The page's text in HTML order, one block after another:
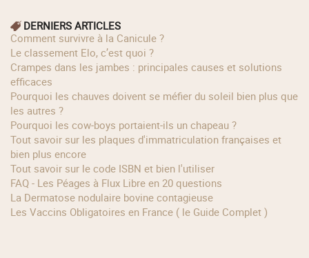
DERNIERS ARTICLES
Comment survivre à la Canicule ?
Le classement Elo, c’est quoi ?
Crampes dans les jambes : principales causes et solutions
efficaces
Pourquoi les chauves doivent se méfier du soleil bien plus que
les autres ?
Pourquoi les cow‑boys portaient‑ils un chapeau ?
Tout savoir sur les plaques d'immatriculation françaises et
bien plus encore
Tout savoir sur le code ISBN et bien l'utiliser
FAQ - Les Péages à Flux Libre en 20 questions
La Dermatose nodulaire bovine contagieuse
Les Vaccins Obligatoires en France ( le Guide Complet )